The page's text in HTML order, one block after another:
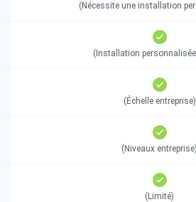
(Nécessite une installation
(Installation
(Échelle entreprise)
(Niveaux entreprise)
(Limité)